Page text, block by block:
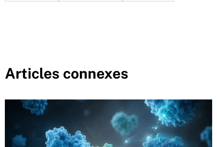
Articles connexes